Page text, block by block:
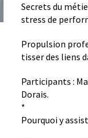
Secrets du
stress de
Propulsion
tisser des liens
Participants :
Dorais.
*
Pourquoi y